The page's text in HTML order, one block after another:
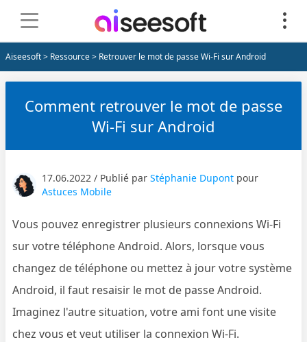
Aiseesoft> Ressource> Retrouver le mot de passe Wi-Fi sur Android
Comment retrouver le mot de passe
Wi-Fi sur Android
17.06.2022 / Publié parStéphanie Dupont pour
Astuces Mobile
Vous pouvez enregistrer plusieurs connexions Wi-Fi
sur votre téléphone Android. Alors, lorsque vous
changez de téléphone ou mettez à jour votre système
Android, il faut resaisir le mot de passe Android.
Imaginez l'autre situation, votre ami font une visite
chez vous et veut utiliser la connexion Wi-Fi.